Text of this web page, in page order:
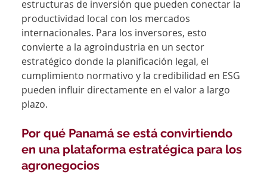
estructuras de inversión que pueden conectar la
productividad local con los mercados
internacionales. Para los inversores, esto
convierte a la agroindustria en un sector
estratégico donde la planificación legal, el
cumplimiento normativo y la credibilidad en ESG
pueden influir directamente en el valor a largo
plazo.
Por qué Panamá se está convirtiendo
en una plataforma estratégica para los
agronegocios